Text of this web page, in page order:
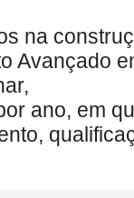
na
Avançado
ano, em